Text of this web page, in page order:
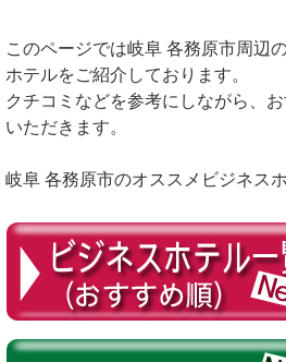
このページでは岐阜 各務原市周辺
ホテルをご紹介しております。
クチコミなどを参考にしながら、
いただきます。
岐阜 各務原市のオススメビジネス